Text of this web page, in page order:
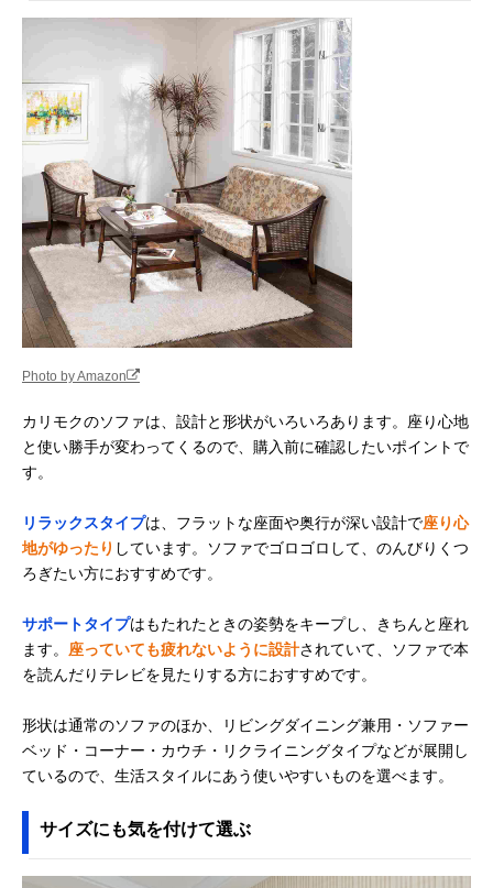
Photo by Amazon
カリモクのソファは、設計と形状がいろいろあります。座り心地
と使い勝手が変わってくるので、購入前に確認したいポイントで
す。
リラックスタイプは、フラットな座面や奥行が深い設計で座り心
地がゆったり しています。ソファでゴロゴロして、のんびりくつ
ろぎたい方におすすめです。
サポートタイプはもたれたときの姿勢をキープし、きちんと座れ
ます。 座っていても疲れないように設計されていて、ソファで本
を読んだりテレビを見たりする方におすすめです。
形状は通常のソファのほか、リビングダイニング兼用・ソファー
ベッド・コーナー・カウチ・リクライニングタイプなどが展開し
ているので、生活スタイルにあう使いやすいものを選べます。
サイズにも気を付けて選ぶ